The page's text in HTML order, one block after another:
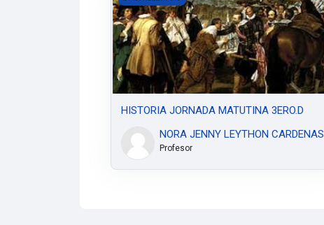
HISTORIA JORNADA MATUTINA 3ERO.D
NORA JENNY LEYTHON CARDENAS
Profesor